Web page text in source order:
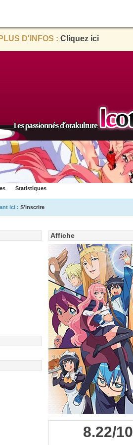
D'INFOS : Cliquez ici
Statistiques
ici : S'inscrire
Affiche
8.22/10